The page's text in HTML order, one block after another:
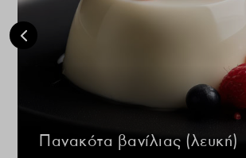
Πανακότα βανίλιας (λευκή)